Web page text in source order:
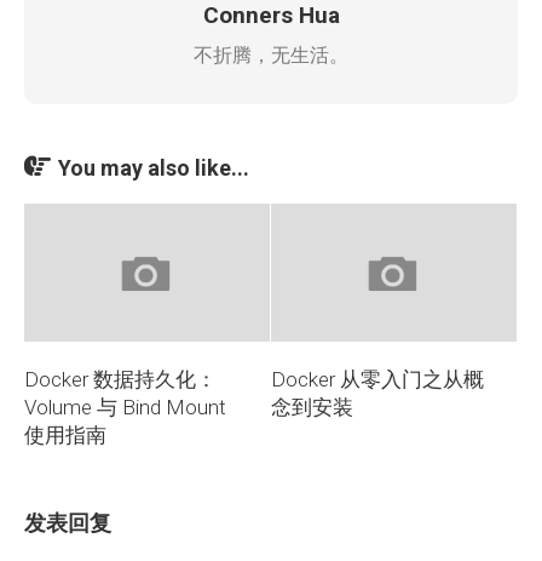
Conners Hua
不折腾，无生活。
You may also like...
Docker 数据持久化：
Volume 与 Bind Mount
使用指南
Docker 从零入门之从概
念到安装
发表回复